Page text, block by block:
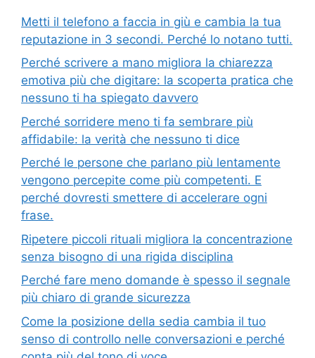
Metti il telefono a faccia in giù e cambia la tua
reputazione in 3 secondi. Perché lo notano tutti.
Perché scrivere a mano migliora la chiarezza
emotiva più che digitare: la scoperta pratica che
nessuno ti ha spiegato davvero
Perché sorridere meno ti fa sembrare più
affidabile: la verità che nessuno ti dice
Perché le persone che parlano più lentamente
vengono percepite come più competenti. E
perché dovresti smettere di accelerare ogni
frase.
Ripetere piccoli rituali migliora la concentrazione
senza bisogno di una rigida disciplina
Perché fare meno domande è spesso il segnale
più chiaro di grande sicurezza
Come la posizione della sedia cambia il tuo
senso di controllo nelle conversazioni e perché